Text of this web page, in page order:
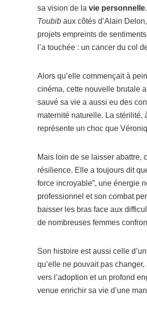
sa vision de la vie personnelle
Toubib aux côtés d’Alain
projets empreints de
l’a touchée : un cancer du col
Alors qu’elle commençait à
cinéma, cette nouvelle brutale
sauvé sa vie a aussi eu des
maternité naturelle. La stérilité,
représente un choc que
Mais loin de se laisser abattre,
résilience. Elle a toujours dit
force incroyable”, une énergie
professionnel et son combat
baisser les bras face aux
de nombreuses femmes
Son histoire est aussi celle
qu’elle ne pouvait pas
vers l’adoption et un profond
venue enrichir sa vie d’une